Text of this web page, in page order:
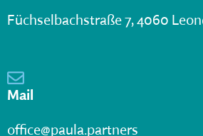
Füchselbachstraße 7, 4060
Mail
office@paula.partners